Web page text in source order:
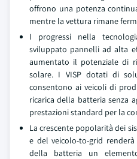
offrono una potenza
mentre la vettura rimane
I progressi nella
sviluppato pannelli ad alta
aumentato il potenziale di
solare. I VISP dotati di
consentono ai veicoli di
ricarica della batteria senza
prestazioni standard per la
La crescente popolarità dei
e del veicolo-to-grid
della batteria un